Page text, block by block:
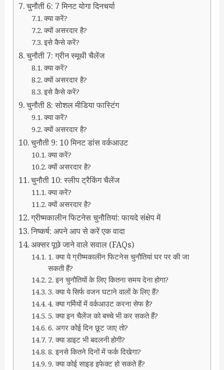
चुनौती 6: 7 मिनट योगा दिनचर्या
क्या करें?
क्यों असरदार है?
इसे कैसे करें?
चुनौती 7: ग्रीन स्मूथी चैलेंज
क्या करें?
क्यों असरदार है?
इसे कैसे करें?
चुनौती 8: सोशल मीडिया फास्टिंग
क्या करें?
क्यों असरदार है?
चुनौती 9: 10 मिनट डांस वर्कआउट
क्या करें?
क्यों असरदार है?
चुनौती 10: स्लीप ट्रैकिंग चैलेंज
क्या करें?
क्यों असरदार है?
ग्रीष्मकालीन फिटनेस चुनौतियां: फायदे संक्षेप में
निष्कर्ष: अपने आप से करें एक वादा
अक्सर पूछे जाने वाले सवाल (FAQs)
1. क्या ये ग्रीष्मकालीन फिटनेस चुनौतियां घर पर की जा
सकती हैं?
2. इन चुनौतियों के लिए कितना समय देना होगा?
3. क्या ये सिर्फ वजन घटाने वालों के लिए हैं?
4. क्या गर्मियों में वर्कआउट करना सेफ है?
5. क्या इन चैलेंज को बच्चे भी कर सकते हैं?
6. अगर कोई दिन छूट जाए तो?
7. क्या डाइट भी बदलनी होगी?
8. इनसे कितने दिनों में फर्क दिखेगा?
9. क्या कोई साइड इफेक्ट हो सकते हैं?